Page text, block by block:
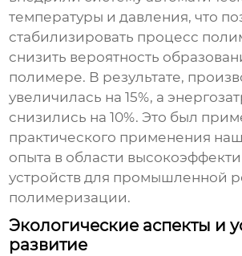
температуры и давления, что
стабилизировать процесс
снизить вероятность
полимере. В результате,
увеличилась на 15%, а
снизились на 10%. Это был
практического применения
опыта в области
устройств для промышленной
полимеризации.
Экологические аспекты и
развитие